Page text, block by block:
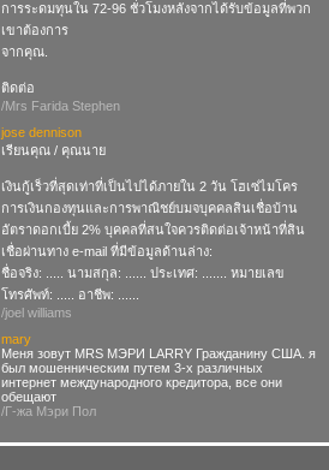
การระดมทุนใน 72-96 ชั่วโมงหลังจากได้รับข้อมูลที่พวก
เขาต้องการ
จากคุณ.
ติดต่อ
/Mrs Farida Stephen
jose dennison
เรียนคุณ / คุณนาย
เงินกู้เร็วที่สุดเท่าที่เป็นไปได้ภายใน 2 วัน โฮเซ่ไมโคร
การเงินกองทุนและการพาณิชย์บมจบุคคลสินเชื่อบ้าน
อัตราดอกเบี้ย 2% บุคคลที่สนใจควรติดต่อเจ้าหน้าที่สิน
เชื่อผ่านทาง e-mail ที่มีข้อมูลด้านล่าง:
ชื่อจริง: ..... นามสกุล: ...... ประเทศ: ....... หมายเลข
โทรศัพท์: ..... อาชีพ: ......
/joel williams
mary
Меня зовут MRS МЭРИ LARRY Гражданину США. я
был мошенническим путем 3-х различных
интернет международного кредитора, все они
обещают
/Г-жа Мэри Пол